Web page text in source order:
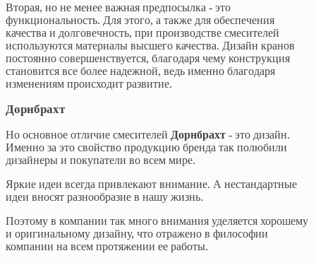
Вторая, но не менее важная предпосылка - это
функциональность. Для этого, а также для обеспечения
качества и долговечность, при производстве смесителей
используются материалы высшего качества. Дизайн кранов
постоянно совершенствуется, благодаря чему конструкция
становится все более надежной, ведь именно благодаря
изменениям происходит развитие.
Дорнбрахт
Но основное отличие смесителей Дорнбрахт - это дизайн.
Именно за это свойство продукцию бренда так полюбили
дизайнеры и покупатели во всем мире.
Яркие идеи всегда привлекают внимание. А нестандартные
идеи вносят разнообразие в нашу жизнь.
Поэтому в компании так много внимания уделяется хорошему
и оригинальному дизайну, что отражено в философии
компании на всем протяжении ее работы.